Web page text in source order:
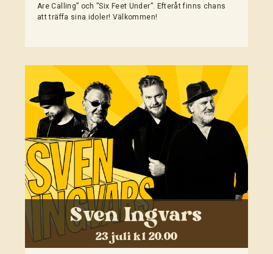
Are Calling” och ”Six Feet Under”. Efteråt finns chans
att träffa sina idoler! Välkommen!
Sven Ingvars
23 juli kl 20.00